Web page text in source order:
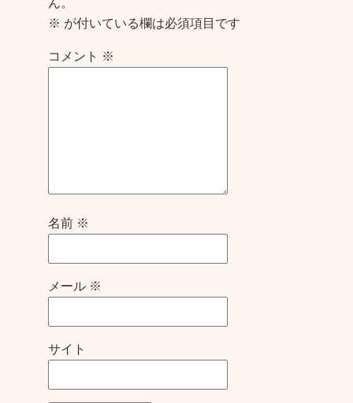
ん。
※ が付いている欄は必須項目です
コメント ※
名前 ※
メール ※
サイト